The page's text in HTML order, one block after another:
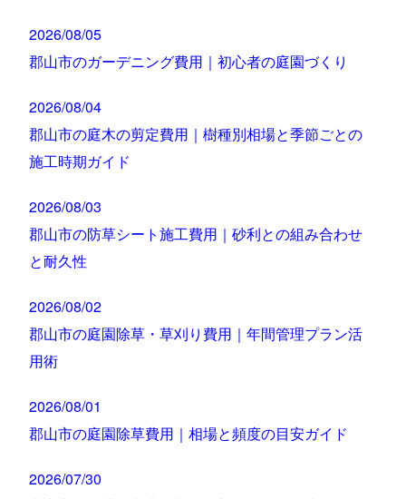
2026/08/05
郡山市のガーデニング費用｜初心者の庭園づくり
2026/08/04
郡山市の庭木の剪定費用｜樹種別相場と季節ごとの
施工時期ガイド
2026/08/03
郡山市の防草シート施工費用｜砂利との組み合わせ
と耐久性
2026/08/02
郡山市の庭園除草・草刈り費用｜年間管理プラン活
用術
2026/08/01
郡山市の庭園除草費用｜相場と頻度の目安ガイド
2026/07/30